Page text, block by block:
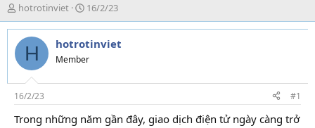
T
h
r
e
d
s
t
a
r
hotrotinviet
N
g
à
y
g
i
16/2/23
H hotrotinviet
Member
16/2/23 #1
Trong những năm gần đây, giao dịch điện tử ngày càng trở